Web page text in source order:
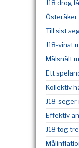
J18 drog
Österåker
Till sist
J18-vinst
Målsnålt
Ett
Kollektiv
J18-
Effektiv
J18 tog